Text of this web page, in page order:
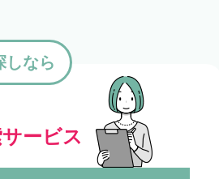
ービス
しなら